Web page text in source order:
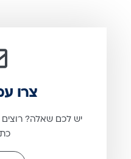
צרו
יש לכם שאלה?